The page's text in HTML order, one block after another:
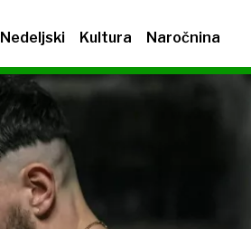
Nedeljski Kultura Naročnina